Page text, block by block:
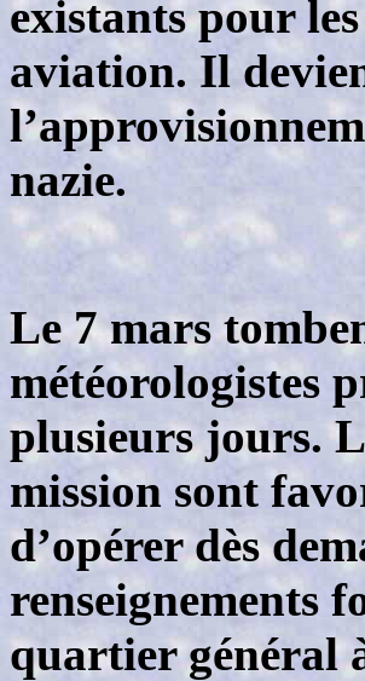
existants pour
aviation. Il
nazie.
Le 7 mars
météorologistes
plusieurs jours.
mission sont
d’opérer dès
renseignements
quartier général